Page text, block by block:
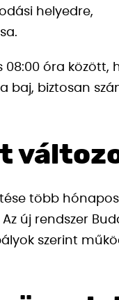
helyedre,
08:00 óra
biztosan
több
új rendszer
szerint